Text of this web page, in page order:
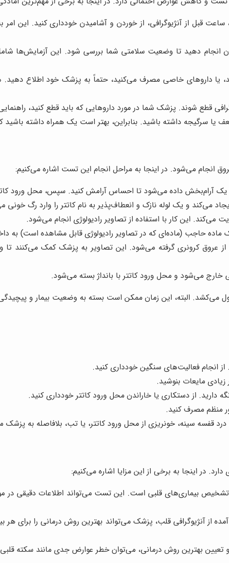
معمولاً از شما خواسته می‌شود که حداقل 6 تا 8 ساعت قبل از آنژیوگرافی، از خوردن و آشامیدن
انجام دهید تا وضعیت سلامتی شما بررسی شود. این آزمایش‌ها
یا داروهای خاصی مصرف می‌کنید، حتماً به پزشک خود اطلاع دهید.
قطع شوند. پزشک شما در مورد داروهایی که باید قطع کنید،
سرگیجه داشته باشید. بنابراین، بهتر است یک همراه داشته باشید
انجام می‌شود. در اینجا به مراحل انجام این تست اشاره می‌کنیم:
آرام‌بخش داده می‌شود تا احساس آرامش کنید. سپس، محل ورود
می‌کند و یک لوله نازک و انعطاف‌پذیر به نام کاتتر را وارد رگ خونی
این کار با استفاده از تصاویر رادیولوژی انجام می‌شود.
ماده حاجب (ماده‌ای که در تصاویر رادیولوژی قابل مشاهده است) به
از عروق کرونری گرفته می‌شود. این تصاویر به پزشک کمک می‌کنند
خارج می‌شود و محل ورود کاتتر با بانداژ بسته می‌شود.
انجام فعالیت‌های سنگین خودداری کنید.
مایعات بنوشید.
دارید. از دستکاری یا خاراندن محل ورود کاتتر خودداری کنید.
منظم مصرف کنید.
قفسه سینه، خونریزی از محل ورود کاتتر، یا تب، بلافاصله به پزشک
در اینجا به برخی از این مزایا اشاره می‌کنیم:
تشخیص بیماری‌های قلبی است. این تست می‌تواند اطلاعات دقیقی در
از آنژیوگرافی قلب، پزشک می‌تواند بهترین روش درمانی را برای
تعیین بهترین روش درمانی، می‌توان خطر عوارض جدی مانند سکته